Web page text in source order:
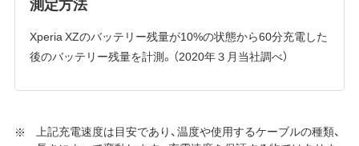
Xperia XZのバッテリー残量が10%の状態から60分充電した
後のバッテリー残量を計測。（2020年３月当社調べ）
上記充電速度は目安であり、温度や使用するケーブルの種類、